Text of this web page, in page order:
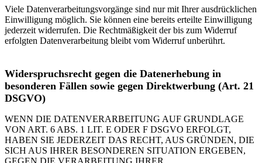
Viele Datenverarbeitungsvorgänge sind nur mit Ihrer ausdrücklichen
Einwilligung möglich. Sie können eine bereits erteilte Einwilligung
jederzeit widerrufen. Die Rechtmäßigkeit der bis zum Widerruf
erfolgten Datenverarbeitung bleibt vom Widerruf unberührt.
Widerspruchsrecht gegen die Datenerhebung in
besonderen Fällen sowie gegen Direktwerbung (Art. 21
DSGVO)
WENN DIE DATENVERARBEITUNG AUF GRUNDLAGE
VON ART. 6 ABS. 1 LIT. E ODER F DSGVO ERFOLGT,
HABEN SIE JEDERZEIT DAS RECHT, AUS GRÜNDEN, DIE
SICH AUS IHRER BESONDEREN SITUATION ERGEBEN,
GEGEN DIE VERARBEITUNG IHRER